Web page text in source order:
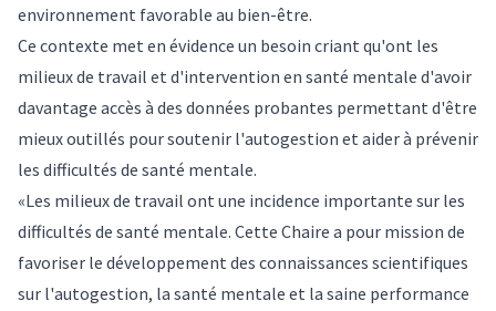
environnement favorable au bien-être.
Ce contexte met en évidence un besoin criant qu'ont les
milieux de travail et d'intervention en santé mentale d'avoir
davantage accès à des données probantes permettant d'être
mieux outillés pour soutenir l'autogestion et aider à prévenir
les difficultés de santé mentale.
«Les milieux de travail ont une incidence importante sur les
difficultés de santé mentale. Cette Chaire a pour mission de
favoriser le développement des connaissances scientifiques
sur l'autogestion, la santé mentale et la saine performance